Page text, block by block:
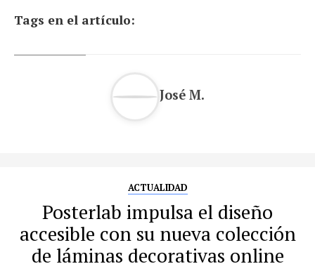
Tags en el artículo:
José M.
ACTUALIDAD
Posterlab impulsa el diseño
accesible con su nueva colección
de láminas decorativas online